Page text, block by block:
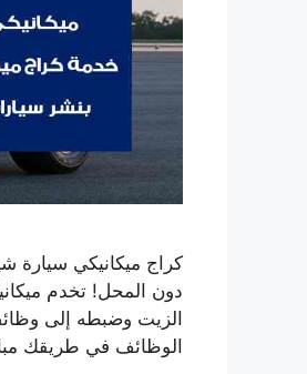
كراج ميكانيكي سيارة
دون المحل! تخدم
الزيت وضبطه إلى
الوظائف في طريقك